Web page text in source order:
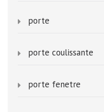
porte
porte coulissante
porte fenetre